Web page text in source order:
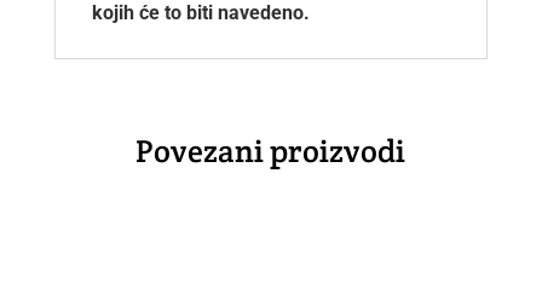
kojih će to biti navedeno.
Povezani proizvodi